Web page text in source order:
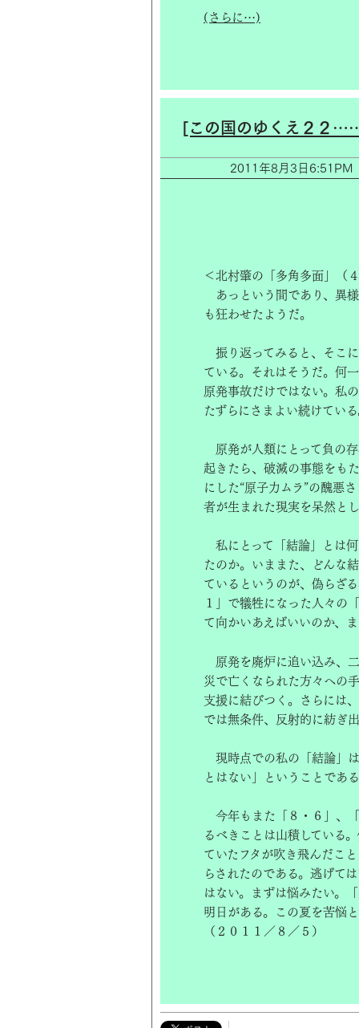
(さらに…)
[この国のゆくえ２２
2011年8月3日6:51PM
＜北村肇の「多角多面」（
あっという間であり、異
も狂わせたようだ。
振り返ってみると、そこ
ている。それはそうだ。何
原発事故だけではない。私
たずらにさまよい続けてい
原発が人類にとって負の
起きたら、破滅の事態をも
にした“原子力ムラ”の醜悪
者が生まれた現実を呆然と
私にとって「結論」とは
たのか。いままた、どんな
ているというのが、偽らざ
１」で犠牲になった人々の
て向かいあえばいいのか、
原発を廃炉に追い込み、
災で亡くなられた方々への
支援に結びつく。さらには
では無条件、反射的に紡ぎ
現時点での私の「結論」
とはない」ということであ
今年もまた「８・６」、
るべきことは山積している
ていたフタが吹き飛んだこ
らされたのである。逃げて
はない。まずは悩みたい。
明日がある。この夏を苦悩
（２０１１／８／５）